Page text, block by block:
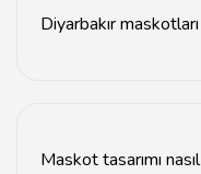
Diyarbakır
Maskot tasarımı nasıl